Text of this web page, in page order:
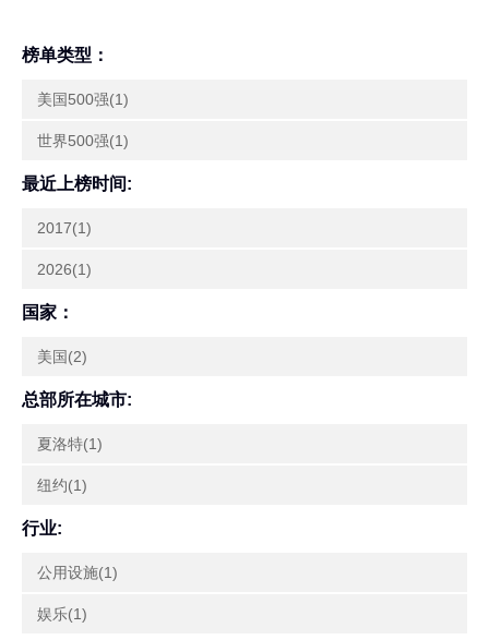
榜单类型：
美国500强(1)
世界500强(1)
最近上榜时间:
2017(1)
2026(1)
国家：
美国(2)
总部所在城市:
夏洛特(1)
纽约(1)
行业:
公用设施(1)
娱乐(1)